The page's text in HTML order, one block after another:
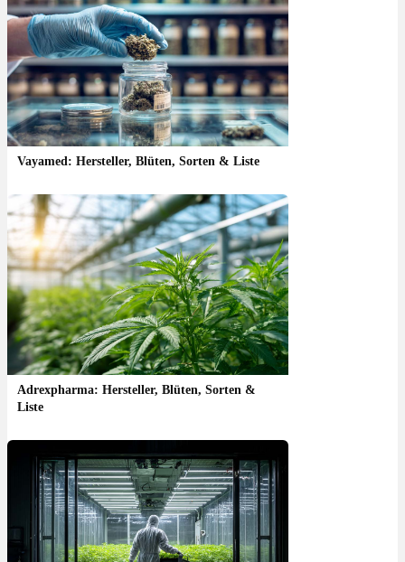
Vayamed: Hersteller, Blüten, Sorten & Liste
Adrexpharma: Hersteller, Blüten, Sorten &
Liste